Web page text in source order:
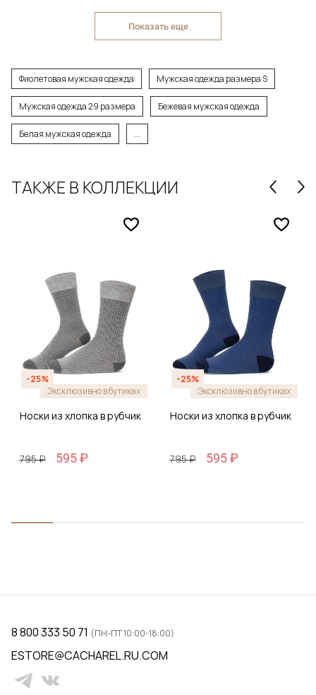
Показать еще
Фиолетовая мужская одежда Мужская одежда размера S
Мужская одежда 29 размера Бежевая мужская одежда
Белая мужская одежда ...
ТАКЖЕ В КОЛЛЕКЦИИ
-25%
Эксклюзивно в бутиках
Носки из хлопка в рубчик
795 ₽ 595 ₽
-25%
Эксклюзивно в бутиках
Носки из хлопка в рубчик
795 ₽ 595 ₽
8 800 333 50 71 (ПН-ПТ 10:00-18:00)
ESTORE@CACHAREL.RU.COM